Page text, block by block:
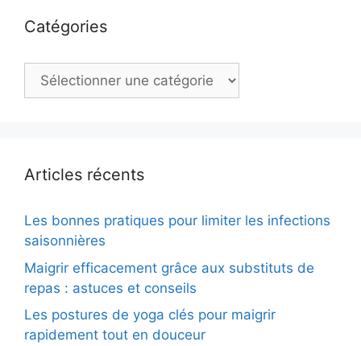
Catégories
Catégories
Articles récents
Les bonnes pratiques pour limiter les infections
saisonnières
Maigrir efficacement grâce aux substituts de
repas : astuces et conseils
Les postures de yoga clés pour maigrir
rapidement tout en douceur